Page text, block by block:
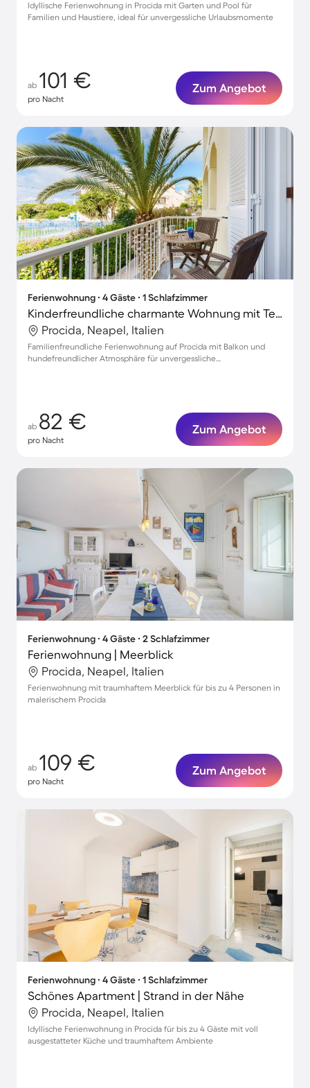
Idyllische Ferienwohnung in Procida mit Garten und Pool für
Familien und Haustiere, ideal für unvergessliche Urlaubsmomente
ab 101 €
pro Nacht
Zum Angebot
Ferienwohnung ∙ 4 Gäste ∙ 1 Schlafzimmer
Kinderfreundliche charmante Wohnung mit Terrasse | Strand in der Nähe | Haustierfreundlich
Procida, Neapel, Italien
Familienfreundliche Ferienwohnung auf Procida mit Balkon und
hundefreundlicher Atmosphäre für unvergessliche
ab 82 €
pro Nacht
Zum Angebot
Ferienwohnung ∙ 4 Gäste ∙ 2 Schlafzimmer
Ferienwohnung | Meerblick
Procida, Neapel, Italien
Ferienwohnung mit traumhaftem Meerblick für bis zu 4 Personen in
malerischem Procida
ab 109 €
pro Nacht
Zum Angebot
Ferienwohnung ∙ 4 Gäste ∙ 1 Schlafzimmer
Schönes Apartment | Strand in der Nähe
Procida, Neapel, Italien
Idyllische Ferienwohnung in Procida für bis zu 4 Gäste mit voll
ausgestatteter Küche und traumhaftem Ambiente